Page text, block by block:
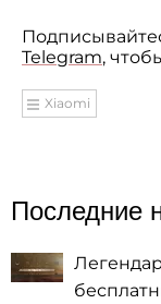
Telegram,
Xiaomi
Последние